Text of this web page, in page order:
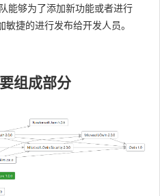
能够为了添加新功能或者进行
捷的进行发布给开发人员。
组成部分